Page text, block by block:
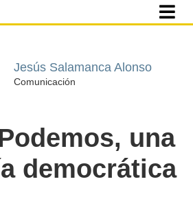
Jesús Salamanca Alonso
Comunicación
una
democrática